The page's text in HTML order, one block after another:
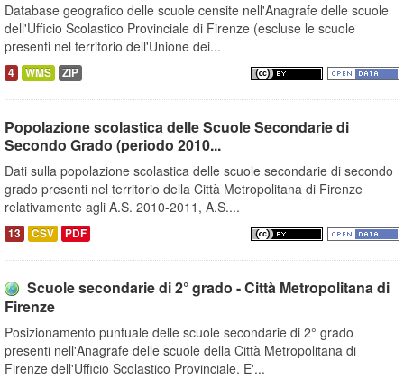
Database geografico delle scuole censite nell'Anagrafe delle scuole
dell'Ufficio Scolastico Provinciale di Firenze (escluse le scuole
presenti nel territorio dell'Unione dei...
4 WMS ZIP
Popolazione scolastica delle Scuole Secondarie di
Secondo Grado (periodo 2010...
Dati sulla popolazione scolastica delle scuole secondarie di secondo
grado presenti nel territorio della Città Metropolitana di Firenze
relativamente agli A.S. 2010-2011, A.S....
13 CSV PDF
Scuole secondarie di 2° grado - Città Metropolitana di
Firenze
Posizionamento puntuale delle scuole secondarie di 2° grado
presenti nell'Anagrafe delle scuole della Città Metropolitana di
Firenze dell'Ufficio Scolastico Provinciale. E'...